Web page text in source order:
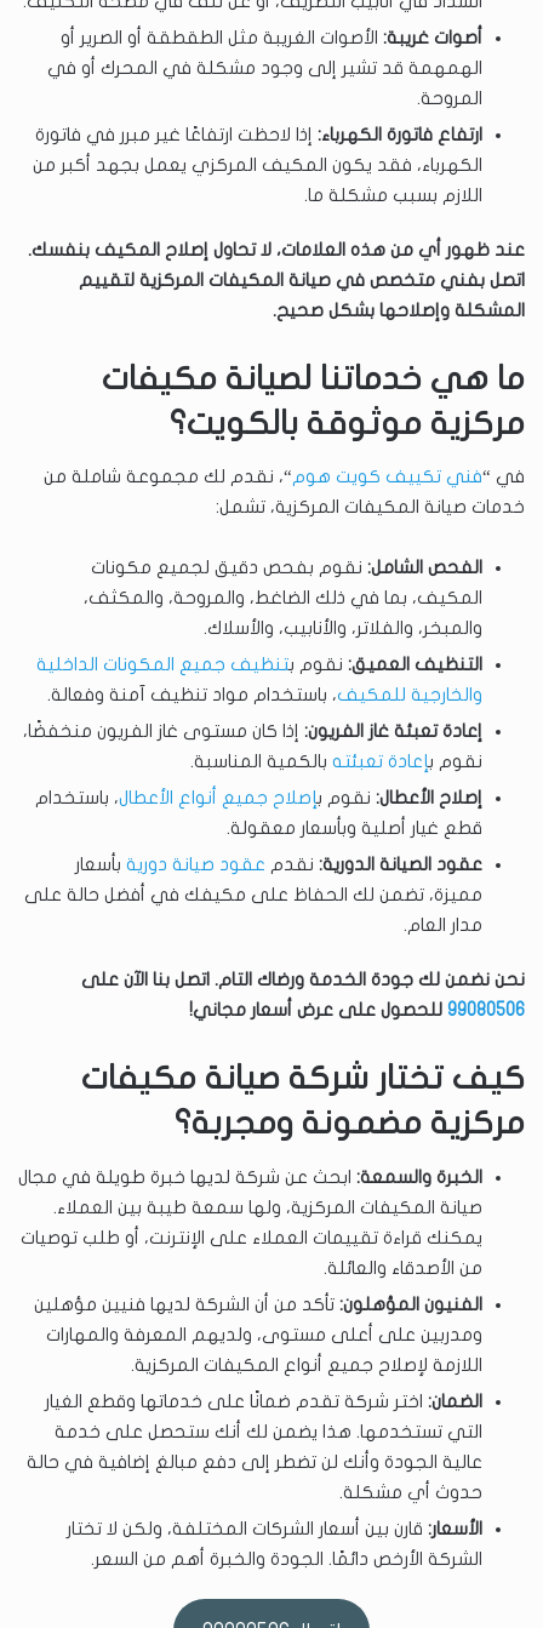
أصوات غريبة: الأصوات الغريبة مثل الطقطقة أو الصرير أو
الهمهمة قد تشير إلى وجود مشكلة في المحرك أو في
المروحة.
ارتفاع فاتورة الكهرباء: إذا لاحظت ارتفاعًا غير مبرر في فاتورة
الكهرباء، فقد يكون المكيف المركزي يعمل بجهد أكبر من
اللازم بسبب مشكلة ما.
عند ظهور أي من هذه العلامات، لا تحاول إصلاح المكيف بنفسك.
اتصل بفني متخصص في صيانة المكيفات المركزية لتقييم
المشكلة وإصلاحها بشكل صحيح.
ما هي خدماتنا لصيانة مكيفات
مركزية موثوقة بالكويت؟
في “فني تكييف كويت هوم“، نقدم لك مجموعة شاملة من
خدمات صيانة المكيفات المركزية، تشمل:
الفحص الشامل: نقوم بفحص دقيق لجميع مكونات
المكيف، بما في ذلك الضاغط، والمروحة، والمكثف،
والمبخر، والفلاتر، والأنابيب، والأسلاك.
التنظيف العميق: نقوم بتنظيف جميع المكونات الداخلية
والخارجية للمكيف، باستخدام مواد تنظيف آمنة وفعالة.
إعادة تعبئة غاز الفريون: إذا كان مستوى غاز الفريون منخفضًا،
نقوم بإعادة تعبئته بالكمية المناسبة.
إصلاح الأعطال: نقوم بإصلاح جميع أنواع الأعطال، باستخدام
قطع غيار أصلية وبأسعار معقولة.
عقود الصيانة الدورية: نقدم عقود صيانة دورية بأسعار
مميزة، تضمن لك الحفاظ على مكيفك في أفضل حالة على
مدار العام.
نحن نضمن لك جودة الخدمة ورضاك التام. اتصل بنا الآن على
99080506 للحصول على عرض أسعار مجاني!
كيف تختار شركة صيانة مكيفات
مركزية مضمونة ومجربة؟
الخبرة والسمعة: ابحث عن شركة لديها خبرة طويلة في مجال
صيانة المكيفات المركزية، ولها سمعة طيبة بين العملاء.
يمكنك قراءة تقييمات العملاء على الإنترنت، أو طلب توصيات
من الأصدقاء والعائلة.
الفنيون المؤهلون: تأكد من أن الشركة لديها فنيين مؤهلين
ومدربين على أعلى مستوى، ولديهم المعرفة والمهارات
اللازمة لإصلاح جميع أنواع المكيفات المركزية.
الضمان: اختر شركة تقدم ضمانًا على خدماتها وقطع الغيار
التي تستخدمها. هذا يضمن لك أنك ستحصل على خدمة
عالية الجودة وأنك لن تضطر إلى دفع مبالغ إضافية في حالة
حدوث أي مشكلة.
الأسعار: قارن بين أسعار الشركات المختلفة، ولكن لا تختار
الشركة الأرخص دائمًا. الجودة والخبرة أهم من السعر.